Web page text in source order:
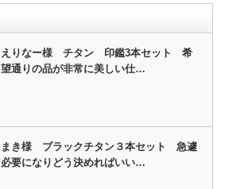
えりなー様 チタン 印鑑3本セット 希
望通りの品が非常に美しい仕…
まき様 ブラックチタン３本セット 急遽
必要になりどう決めればいい…